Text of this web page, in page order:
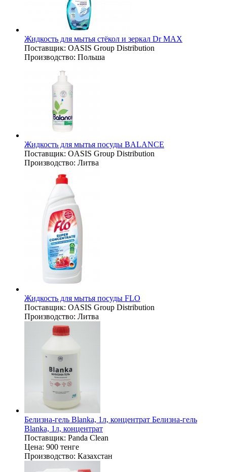
Жидкость для мытья стёкол и зеркал Dr MAX
Поставщик: OASIS Group Distribution
Производство: Польша
Жидкость для мытья посуды BALANCE
Поставщик: OASIS Group Distribution
Производство: Литва
Жидкость для мытья посуды FLO
Поставщик: OASIS Group Distribution
Производство: Литва
Белизна-гель Blanka, 1л, концентрат Белизна-гель
Blanka, 1л, концентрат
Поставщик: Panda Clean
Цена: 900 тенге
Производство: Казахстан